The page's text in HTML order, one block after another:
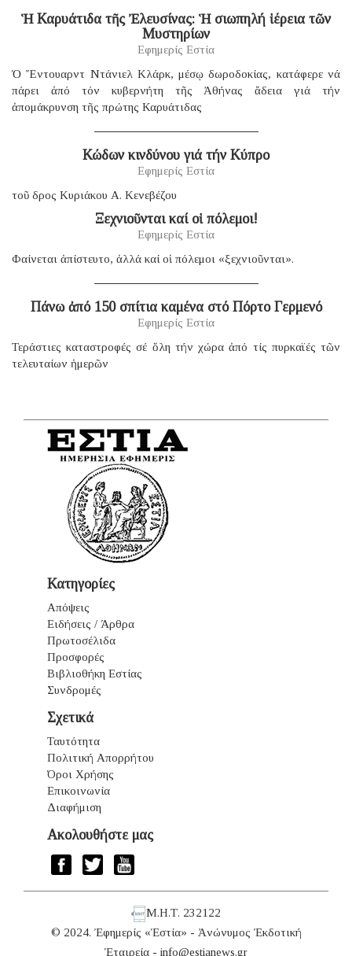
Ἡ Καρυάτιδα τῆς Ἐλευσίνας: Ἡ σιωπηλή ἱέρεια τῶν
Μυστηρίων
Εφημερίς Εστία
Ὁ Ἔντουαρντ Ντάνιελ Κλάρκ, μέσῳ δωροδοκίας, κατάφερε νά
πάρει ἀπό τόν κυβερνήτη τῆς Ἀθήνας ἄδεια γιά τήν
ἀπομάκρυνση τῆς πρώτης Καρυάτιδας
Κώδων κινδύνου γιά τήν Κύπρο
Εφημερίς Εστία
τοῦ δρος Κυριάκου Α. Κενεβέζου
Ξεχνιοῦνται καί οἱ πόλεμοι!
Εφημερίς Εστία
Φαίνεται ἀπίστευτο, ἀλλά καί οἱ πόλεμοι «ξεχνιοῦνται».
Πάνω ἀπό 150 σπίτια καμένα στό Πόρτο Γερμενό
Εφημερίς Εστία
Τεράστιες καταστροφές σέ ὅλη τήν χώρα ἀπό τίς πυρκαϊές τῶν
τελευταίων ἡμερῶν
Κατηγορίες
Απόψεις
Ειδήσεις / Άρθρα
Πρωτοσέλιδα
Προσφορές
Βιβλιοθήκη Εστίας
Συνδρομές
Σχετικά
Ταυτότητα
Πολιτική Απορρήτου
Όροι Χρήσης
Επικοινωνία
Διαφήμιση
Ακολουθήστε μας
Μ.Η.Τ. 232122
© 2024. Ἐφημερίς «Ἑστία» - Ἀνώνυμος Ἐκδοτική
Ἑταιρεία - info@estianews.gr